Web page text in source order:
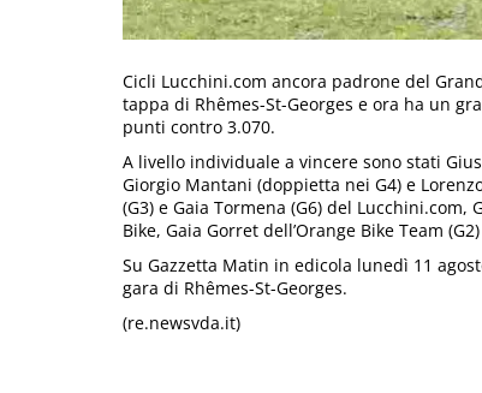
Cicli Lucchini.com ancora padrone del
tappa di Rhêmes-St-Georges e ora ha un
punti contro 3.070.
A livello individuale a vincere sono stati
Giorgio Mantani (doppietta nei G4) e
(G3) e Gaia Tormena (G6) del
Bike, Gaia Gorret dell’Orange Bike Team
Su Gazzetta Matin in edicola lunedì 11
gara di Rhêmes-St-Georges.
(re.newsvda.it)